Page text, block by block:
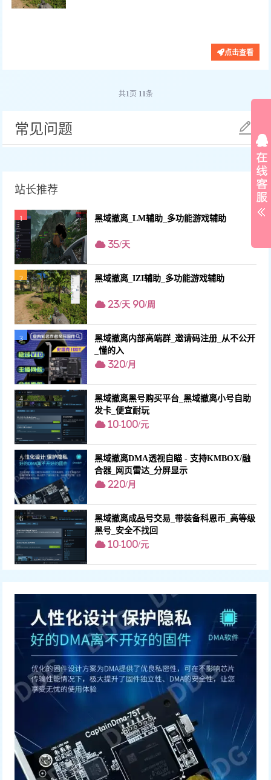
点击查看
共1 页 11条
常见问题
站长推荐
1 黑域撤离_LM辅助_多功能游戏辅助
35/天
2 黑域撤离_IZI辅助_多功能游戏辅助
23/天 90/周
3
黑域撤离内部高端群_邀请码注册_从不公开
_懂的入
320/月
4
黑域撤离黑号购买平台_黑域撤离小号自助
发卡_便宜耐玩
10-100/元
5
黑域撤离DMA透视自瞄 - 支持KMBOX/融
合器_网页雷达_分屏显示
220/月
6
黑域撤离成品号交易_带装备科恩币_高等级
黑号_安全不找回
10-100/元